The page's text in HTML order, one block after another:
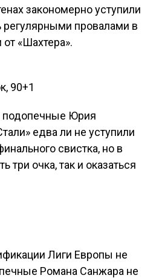
закономерно уступили
регулярными провалами в
«Шахтера».
90+1
подопечные Юрия
едва ли не уступили
свистка, но в
три очка, так и оказаться
Лиги Европы не
Романа Санжара не